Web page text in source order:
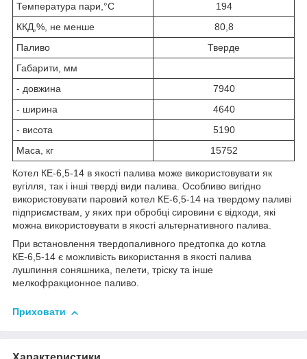
Температура пари,°С
194
ККД,%, не менше
80,8
Паливо
Тверде
Габарити, мм
- довжина
7940
- ширина
4640
- висота
5190
Маса, кг
15752
Котел КЕ-6,5-14 в якості палива може використовувати як
вугілля, так і інші тверді види палива. Особливо вигідно
використовувати паровий котел КЕ-6,5-14 на твердому паливі
підприємствам, у яких при обробці сировини є відходи, які
можна використовувати в якості альтернативного палива.
При встановлення твердопаливного предтопка до котла
КЕ-6,5-14 є можливість використання в якості палива
лушпиння соняшника, пелети, тріску та інше
мелкофракционное паливо.
Приховати